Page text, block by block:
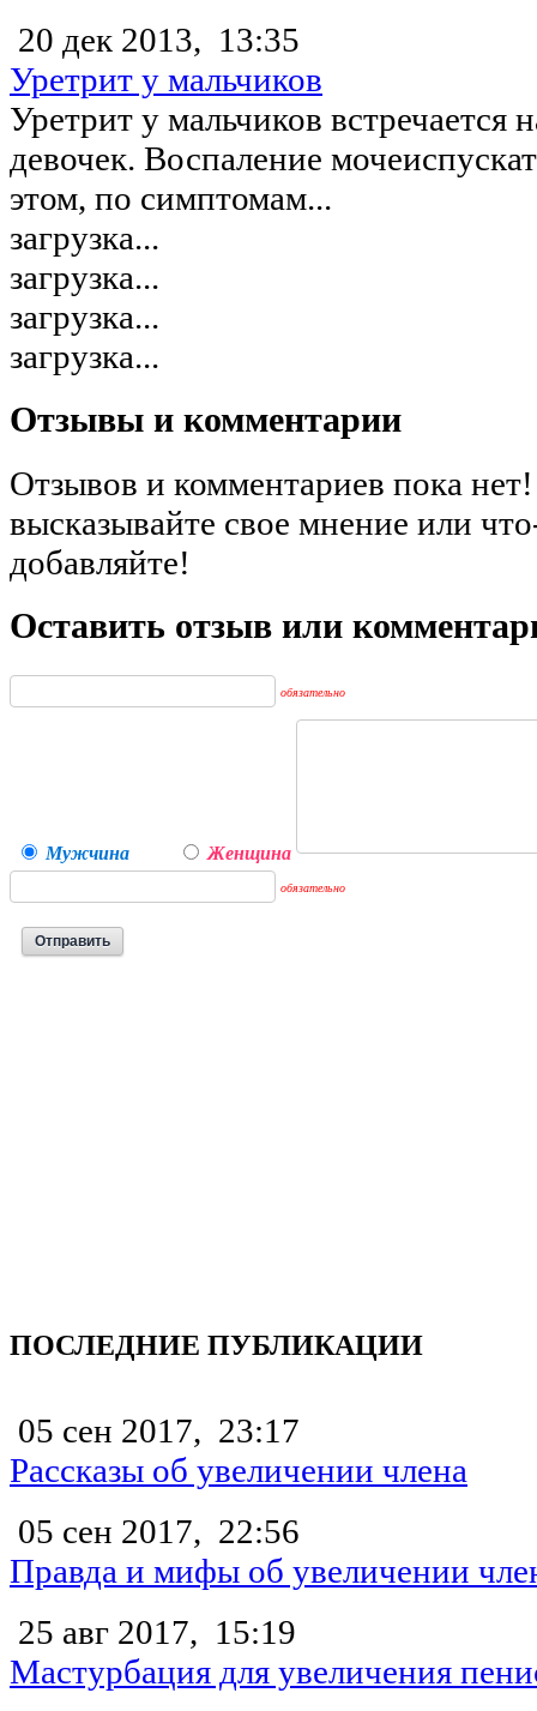
20 дек 2013, 13:35
Уретрит у мальчиков
Уретрит у мальчиков встречается
девочек. Воспаление
этом, по симптомам...
загрузка...
загрузка...
загрузка...
загрузка...
Отзывы и комментарии
Отзывов и комментариев пока
высказывайте свое мнение или
добавляйте!
Оставить отзыв или
обязательно
Мужчина Женщина
обязательно
ПОСЛЕДНИЕ ПУБЛИКАЦИИ
05 сен 2017, 23:17
Рассказы об увеличении члена
05 сен 2017, 22:56
Правда и мифы об увеличении
25 авг 2017, 15:19
Мастурбация для увеличения